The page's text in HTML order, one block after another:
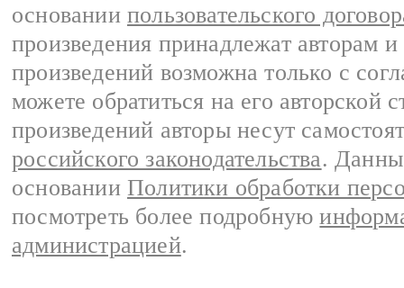
основании пользовательского
произведения принадлежат авторам
произведений возможна только с
можете обратиться на его авторской
произведений авторы несут
российского законодательства.
основании Политики обработки
посмотреть более подробную
администрацией.